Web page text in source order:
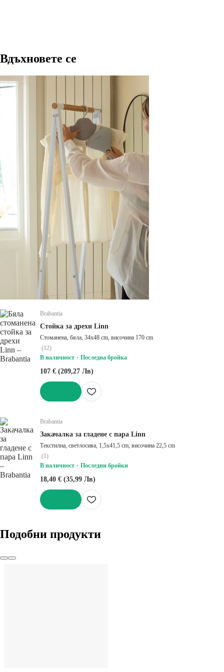
Вдъхновете се
Brabantia
Стойка за дрехи Linn
Стоманена, бяла, 34x48 cm, височина 170 cm
(12)
В наличност
Последна бройка
107 € (209,27 Лв)
Brabantia
Закачалка за гладене с пара Linn
Текстилна, светлосива, 1,5x41,5 cm, височина 22,5 cm
(1)
В наличност
Последни бройки
18,40 € (35,99 Лв)
Подобни продукти